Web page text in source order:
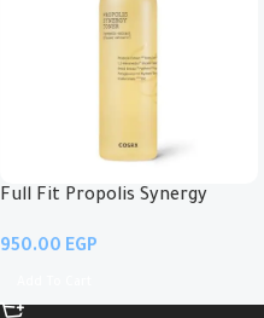
Full Fit Propolis Synergy
EGP